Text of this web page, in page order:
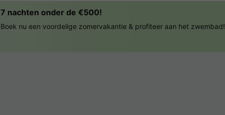
7 nachten onder de €500!
Boek nu een voordelige zomervakantie & profiteer aan het zwembad!